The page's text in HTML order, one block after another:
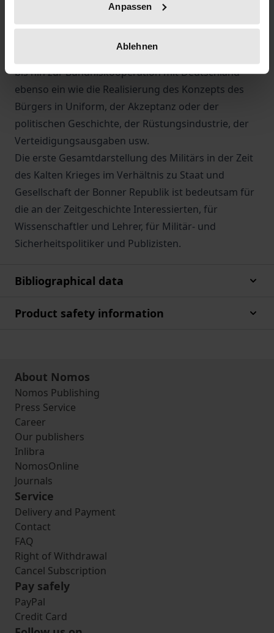
Anpassen
Ablehnen
bis hin zur Bündniskooperation mit Deutschland
ebenso ein wie die Realisierung des Konzepts des
Bürgers in Uniform, der Akzeptanz oder der
politischen Geschichte, der Rüstungsindustrie, der
Verteidigungsausgaben usw.
Die erste Gesamtdarstellung des Militärs in der Zeit
des Kalten Krieges im Verhältnis zu Staat und
Gesellschaft der Bonner Republik ist bedeutsam für
die an der Zeitgeschichte Interessierten, für
Wissenschaftler und Lehrer, für Militär- und
Sicherheitspolitiker und Publizisten.
Bibliographical data
Product safety information
About Nomos
Nomos Publishing
Press Service
Career
Our publishers
Inlibra
NomosOnline
Journals
Service
Delivery and Payment
Contact
FAQ
Right of Withdrawal
Cancel Subscription
Pay safely
PayPal
Credit Card